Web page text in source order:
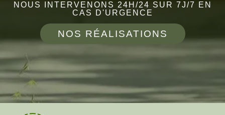
NOUS INTERVENONS 24H/24 SUR 7J/7 EN
CAS D'URGENCE
NOS RÉALISATIONS